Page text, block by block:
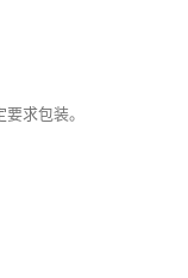
求包装。